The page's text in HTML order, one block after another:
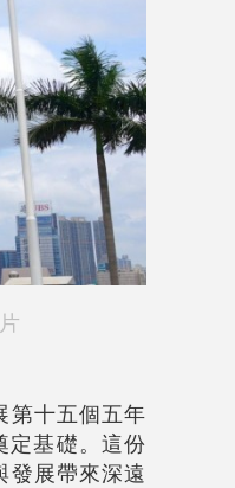
第十五個五年
定基礎。這份
發展帶來深遠